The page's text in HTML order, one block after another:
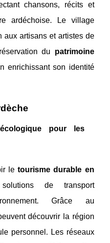
chansons, récits et
ardéchoise. Le village
aux artisans et artistes de
du patrimoine
enrichissant son identité
pour les
letourisme durable en
de transport
Grâce au
découvrir la région
personnel. Les réseaux